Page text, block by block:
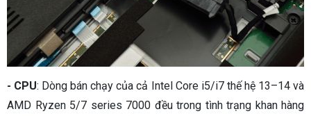
- CPU: Dòng bán chạy của cả Intel Core i5/i7 thế hệ 13–14 và
AMD Ryzen 5/7 series 7000 đều trong tình trạng khan hàng